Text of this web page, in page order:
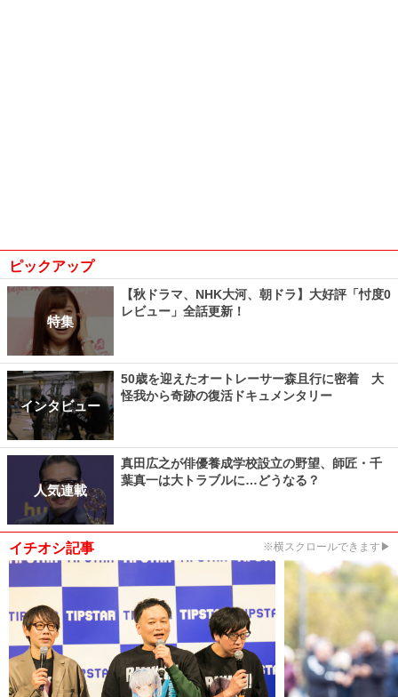
ピックアップ
特集
【秋ドラマ、NHK大河、朝ドラ】大好評「忖度0
レビュー」全話更新！
インタビュー
50歳を迎えたオートレーサー森且行に密着 大
怪我から奇跡の復活ドキュメンタリー
人気連載
真田広之が俳優養成学校設立の野望、師匠・千
葉真一は大トラブルに…どうなる？
イチオシ記事 ※横スクロールできます▶